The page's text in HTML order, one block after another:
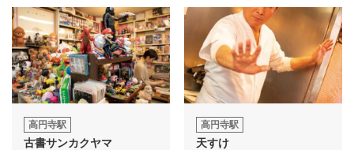
高円寺駅
古書サンカクヤマ
高円寺駅
天すけ